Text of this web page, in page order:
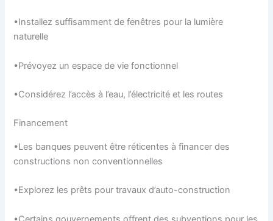
•Installez suffisamment de fenêtres pour la lumière
naturelle
•Prévoyez un espace de vie fonctionnel
•Considérez l’accès à l’eau, l’électricité et les routes
Financement
•Les banques peuvent être réticentes à financer des
constructions non conventionnelles
•Explorez les prêts pour travaux d’auto-construction